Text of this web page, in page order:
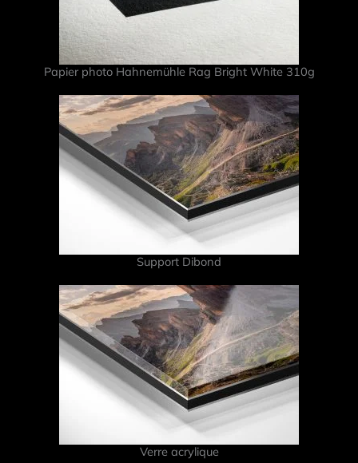
Papier photo Hahnemühle Rag Bright White 310g
Support Dibond
Verre acrylique